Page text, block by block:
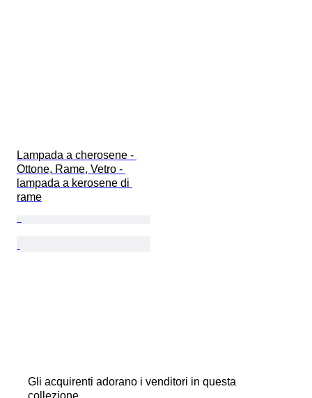
Lampada a cherosene -
Ottone, Rame, Vetro -
lampada a kerosene di
rame
Gli acquirenti adorano i venditori in questa
collezione